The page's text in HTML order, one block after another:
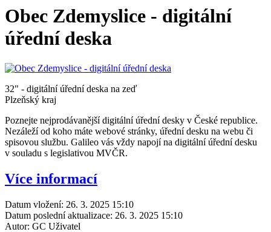
Obec Zdemyslice - digitální
úřední deska
32" - digitální úřední deska na zeď
Plzeňský kraj
Poznejte nejprodávanější digitální úřední desky v České republice.
Nezáleží od koho máte webové stránky, úřední desku na webu či
spisovou službu. Galileo vás vždy napojí na digitální úřední desku
v souladu s legislativou MVČR.
Více informací
Datum vložení: 26. 3. 2025 15:10
Datum poslední aktualizace: 26. 3. 2025 15:10
Autor: GC Uživatel